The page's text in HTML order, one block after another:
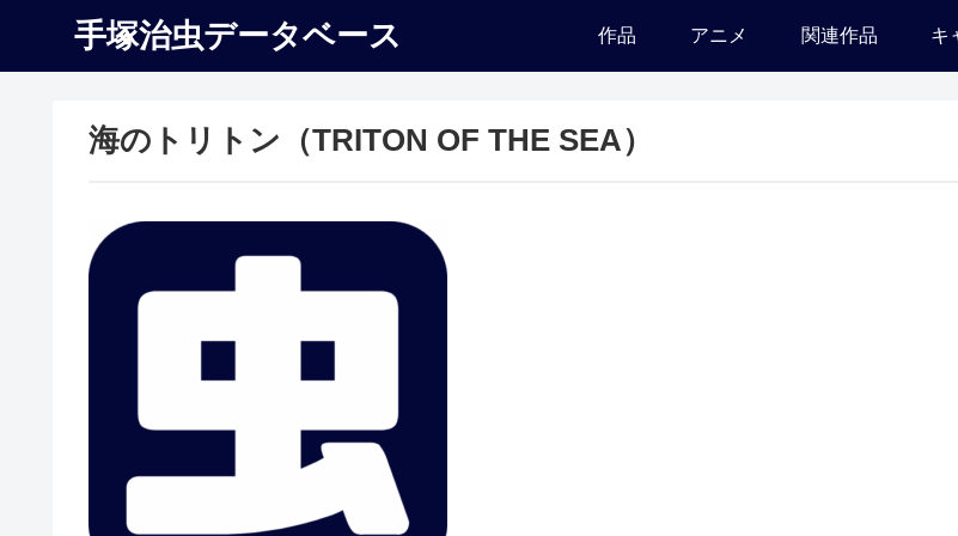
手塚治虫データベース 作品 アニメ 関連作品 キ
海のトリトン（TRITON OF THE SEA）